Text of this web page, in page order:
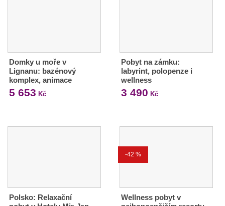
Domky u moře v
Lignanu: bazénový
komplex, animace
5 653 Kč
Pobyt na zámku:
labyrint, polopenze i
wellness
3 490 Kč
Polsko: Relaxační
-42 %
Wellness pobyt v